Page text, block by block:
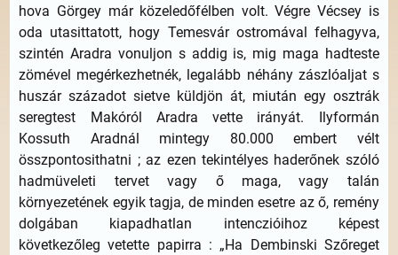
hova Görgey már közeledőfélben volt. Végre Vécsey is
oda utasittatott, hogy Temesvár ostromával felhagyva,
szintén Aradra vonuljon s addig is, mig maga hadteste
zömével megérkezhetnék, legalább néhány zászlóaljat s
huszár századot sietve küldjön át, miután egy osztrák
seregtest Makóról Aradra vette irányát. Ilyformán
Kossuth Aradnál mintegy 80.000 embert vélt
összpontosithatni ; az ezen tekintélyes haderőnek szóló
hadmüveleti tervet vagy ő maga, vagy talán
környezetének egyik tagja, de minden esetre az ő, remény
dolgában kiapadhatlan intenczióihoz képest
következőleg vetette papirra : „Ha Dembinski Szőreget